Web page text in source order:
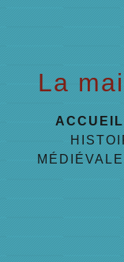
La
ACCUEIL
MÉDIÉVALE